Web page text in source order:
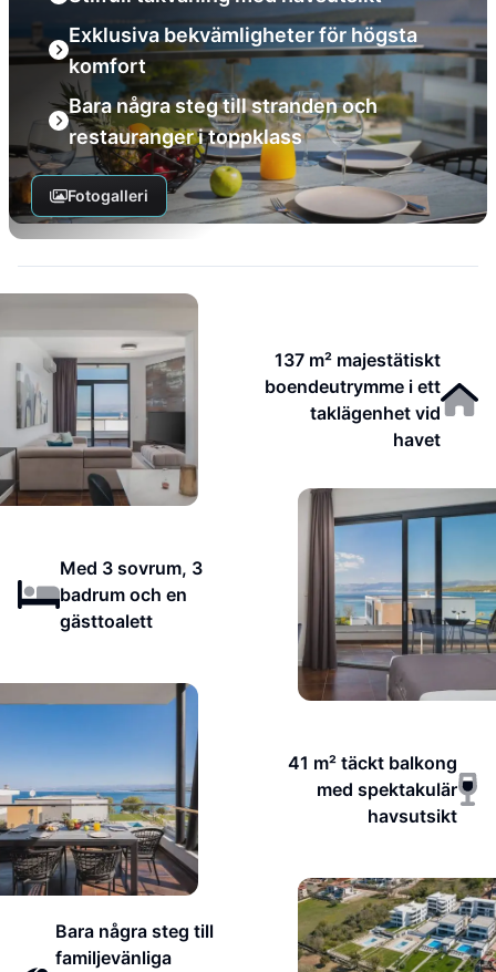
Exklusiva bekvämligheter för högsta
komfort
Bara några steg till stranden och
restauranger i toppklass
Fotogalleri
137 m² majestätiskt
boendeutrymme i ett
taklägenhet vid
havet
Med 3 sovrum, 3
badrum och en
gästtoalett
41 m² täckt balkong
med spektakulär
havsutsikt
Bara några steg till
familjevänliga